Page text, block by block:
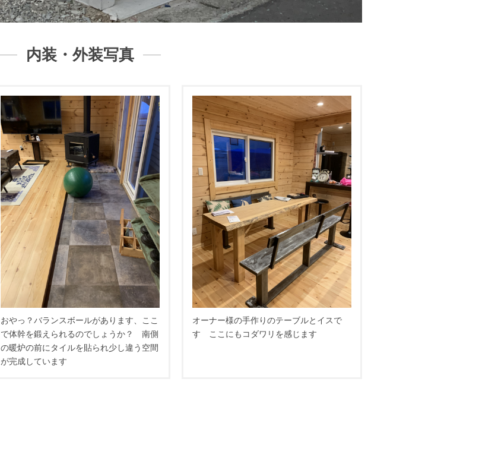
内装・外装写真
おやっ？バランスボールがあります、ここ
で体幹を鍛えられるのでしょうか？ 南側
の暖炉の前にタイルを貼られ少し違う空間
が完成しています
オーナー様の手作りのテーブルとイスで
す ここにもコダワリを感じます